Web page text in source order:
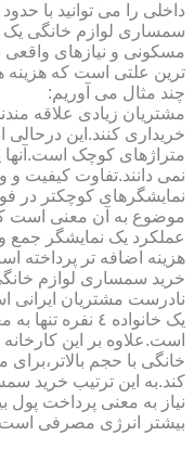
سمساری لوازم خانگی یک
مسکونی و نیازهای
ترین علتی است که هزینه
چند مثال می آوریم:
مشتریان زیادی علاقه
خریداری کنند.این درحالی
متراژهای کوچک است.آنها
نمی دانند.تفاوت کیفیت
نمایشگرهای کوچکتر در
موضوع به آن معنی است
عملکرد یک نمایشگر جمع
هزینه اضافه تر پرداخته
خرید سمساری لوازم
یک خانواده ٤
است.علاوه بر این
خانگی با حجم
کند.به این ترتیب خرید
نیاز به معنی پرداخت پول
بیشتر انرژی مصرفی